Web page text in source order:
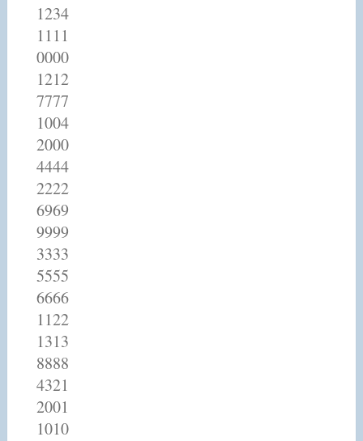
1234
1111
0000
1212
7777
1004
2000
4444
2222
6969
9999
3333
5555
6666
1122
1313
8888
4321
2001
1010